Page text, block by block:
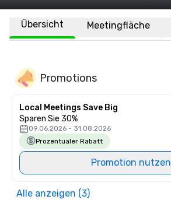
Übersicht Meetingfläche
Promotions
Local Meetings Save Big
Sparen Sie 30%
09.06.2026 - 31.08.2026
Prozentualer Rabatt
Promotion nutzen
Alle anzeigen (3)